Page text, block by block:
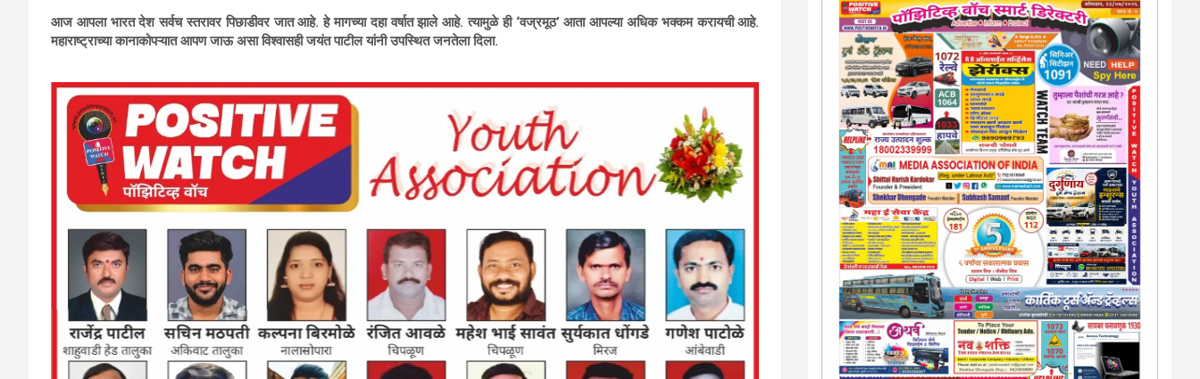
आज आपला भारत देश सर्वच स्तरावर पिछाडीवर जात आहे. हे मागच्या दहा वर्षात झाले आहे. त्यामुळे ही ‘वज्रमूठ’ आता आपल्या अधिक भक्कम करायची आहे.
महाराष्ट्राच्या कानाकोपऱ्यात आपण जाऊ असा विश्वासही जयंत पाटील यांनी उपस्थित जनतेला दिला.